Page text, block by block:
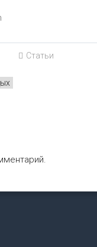
Статьи